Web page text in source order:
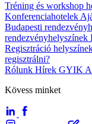
Tréning és workshop
Konferenciahotelek
Budapesti
rendezvényhelyszínek
Regisztráció
regisztrálni?
Rólunk Hírek GYIK
Kövess minket